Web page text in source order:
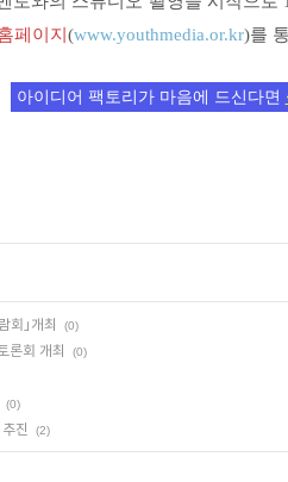
페이지 (www.youthmedia.or.kr)를
아이디어 팩토리가 마음에 드신다면
회」개최 (0)
론회 개최 (0)
(0)
진 (2)